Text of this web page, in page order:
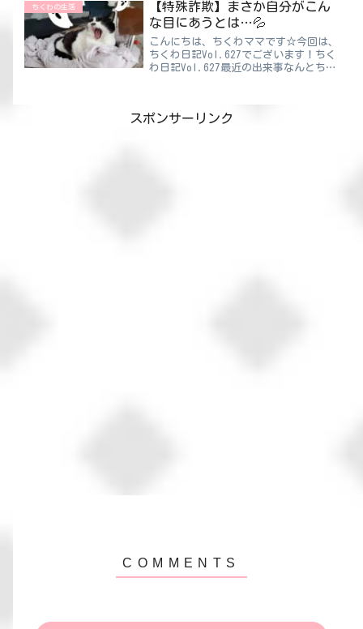
だけいい人いますけどパパは真逆ですね
😅もっと愛想よくしたら人生得をす...
ちくわの生活
【特殊詐欺】まさか自分がこん
な目にあうとは…💦
こんにちは、ちくわママです☆今回は、
ちくわ日記Vol.627でございます！ちく
わ日記Vol.627最近の出来事なんとちく
で“止まっていれ...
スポンサーリンク